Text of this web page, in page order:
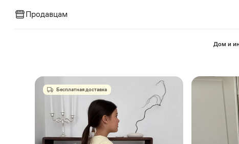
Продавцам
⁠Дом и
Бесплатная доставка